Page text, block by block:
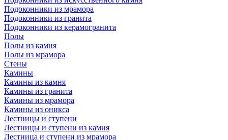
Подоконники из мрамора
Подоконники из гранита
Подоконники из керамогранита
Полы
Полы из камня
Полы из мрамора
Стены
Камины
Камины из камня
Камины из гранита
Камины из мрамора
Камины из оникса
Лестницы и ступени
Лестницы и ступени из камня
Лестница и ступени из мрамора